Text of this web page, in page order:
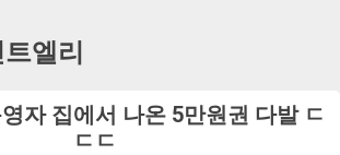
엘리
자 집에서 나온 5만원권 다발 ㄷ
ㄷㄷ